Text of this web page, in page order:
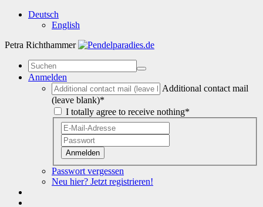
Deutsch
English
Petra Richthammer
Anmelden
Additional contact mail
(leave blank)*
I totally agree to receive nothing*
Anmelden
Passwort vergessen
Neu hier? Jetzt registrieren!